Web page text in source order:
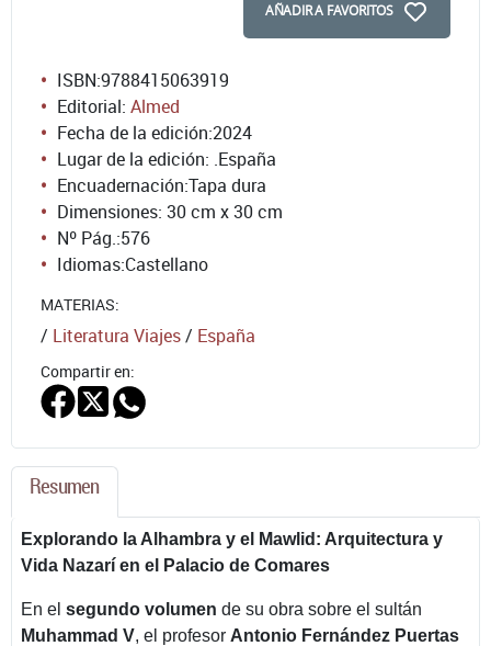
AÑADIR A FAVORITOS
ISBN:9788415063919
Editorial: Almed
Fecha de la edición:2024
Lugar de la edición: .España
Encuadernación:Tapa dura
Dimensiones: 30 cm x 30 cm
Nº Pág.:576
Idiomas:Castellano
MATERIAS:
/ Literatura Viajes/ España
Compartir en:
Resumen
Explorando la Alhambra y el Mawlid: Arquitectura y
Vida Nazarí en el Palacio de Comares
En el segundo volumen de su obra sobre el sultán
Muhammad V, el profesor Antonio Fernández Puertas